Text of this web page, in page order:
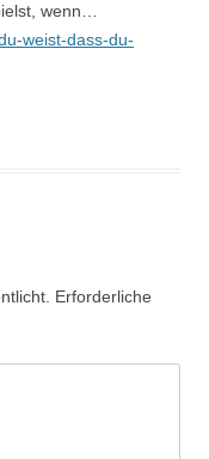
wenn…
weist-dass-du-
Erforderliche